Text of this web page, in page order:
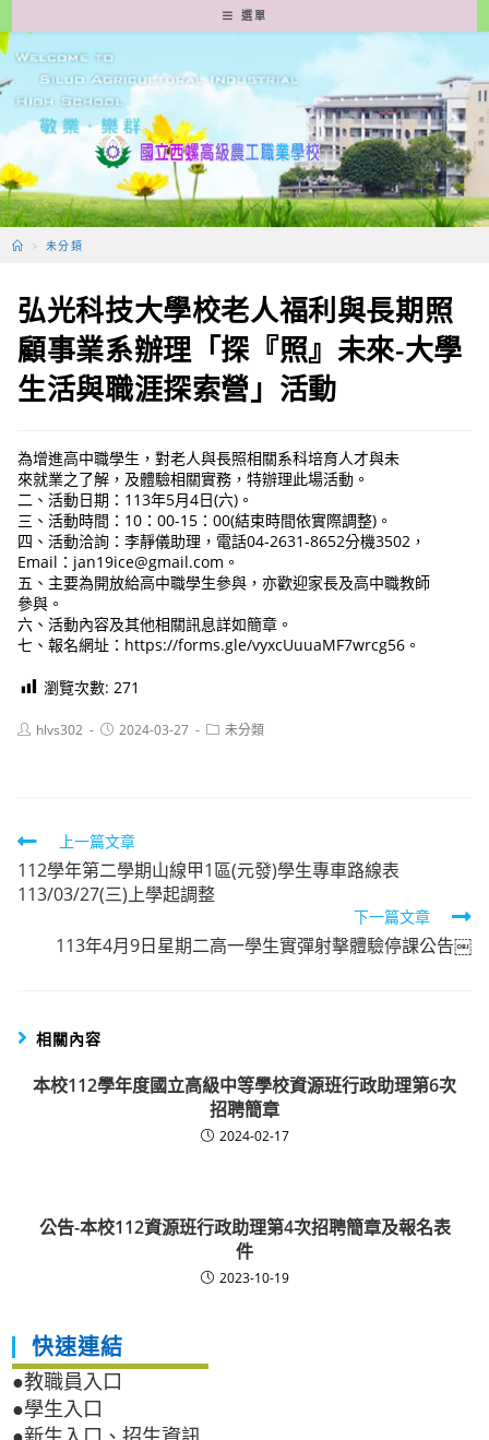
轉
至
要
容
選單
> 未分類
弘光科技大學校老人福利與長期照
顧事業系辦理「探『照』未來-大學
生活與職涯探索營」活動
為增進高中職學生，對老人與長照相關系科培育人才與未
來就業之了解，及體驗相關實務，特辦理此場活動。
二、活動日期：113年5月4日(六)。
三、活動時間：10：00-15：00(結束時間依實際調整)。
四、活動洽詢：李靜儀助理，電話04-2631-8652分機3502，
Email：jan19ice@gmail.com。
五、主要為開放給高中職學生參與，亦歡迎家長及高中職教師
參與。
六、活動內容及其他相關訊息詳如簡章。
七、報名網址：https://forms.gle/vyxcUuuaMF7wrcg56。
瀏覽次數: 271
Posthlvs302
Post2024-03-27
Post未分類
Read
more
articles
上一篇文章
112學年第二學期山線甲1區(元發)學生專車路線表
113/03/27(三)上學起調整
下一篇文章
113年4月9日星期二高一學生實彈射擊體驗停課公告￼
相關內容
本校112學年度國立高級中等學校資源班行政助理第6次
招聘簡章
2024-02-17
公告-本校112資源班行政助理第4次招聘簡章及報名表
件
2023-10-19
快速連結
●教職員入口
●學生入口